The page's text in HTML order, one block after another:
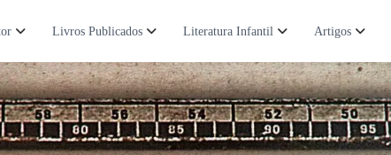
Livros Publicados Literatura Infantil Artigos